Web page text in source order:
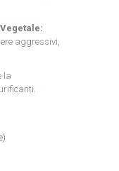
aggressivi,
la